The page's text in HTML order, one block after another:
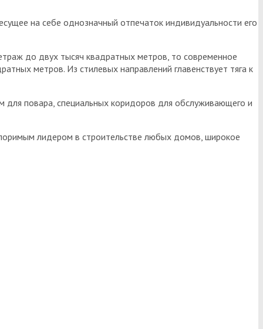
на себе однозначный отпечаток индивидуальности его
до двух тысяч квадратных метров, то современное
метров. Из стилевых направлений главенствует тяга к
повара, специальных коридоров для обслуживающего и
лидером в строительстве любых домов, широкое